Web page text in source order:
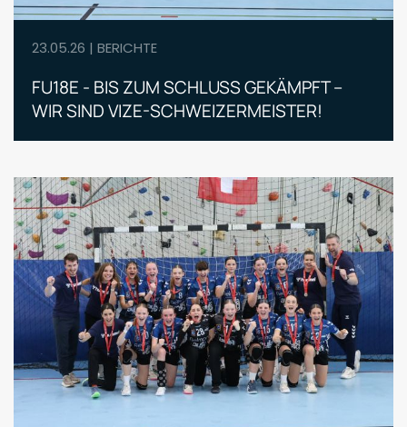
23.05.26 | BERICHTE
FU18E - BIS ZUM SCHLUSS GEKÄMPFT –
WIR SIND VIZE-SCHWEIZERMEISTER!